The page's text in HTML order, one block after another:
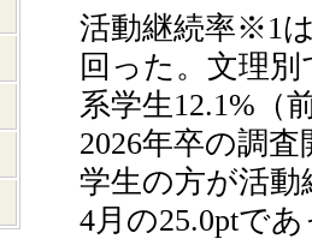
活動継続率※1
回った。文理別
系学生12.1%（
2026年卒の調
学生の方が活
4月の25.0ptで